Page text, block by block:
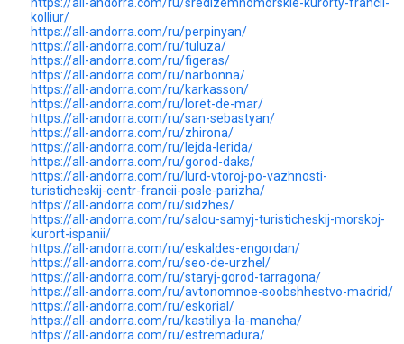
kolliur/
https://all-andorra.com/ru/perpinyan/
https://all-andorra.com/ru/tuluza/
https://all-andorra.com/ru/figeras/
https://all-andorra.com/ru/narbonna/
https://all-andorra.com/ru/karkasson/
https://all-andorra.com/ru/loret-de-mar/
https://all-andorra.com/ru/san-sebastyan/
https://all-andorra.com/ru/zhirona/
https://all-andorra.com/ru/lejda-lerida/
https://all-andorra.com/ru/gorod-daks/
https://all-andorra.com/ru/lurd-vtoroj-po-vazhnosti-
turisticheskij-centr-francii-posle-parizha/
https://all-andorra.com/ru/sidzhes/
https://all-andorra.com/ru/salou-samyj-turisticheskij-morskoj-
kurort-ispanii/
https://all-andorra.com/ru/eskaldes-engordan/
https://all-andorra.com/ru/seo-de-urzhel/
https://all-andorra.com/ru/staryj-gorod-tarragona/
https://all-andorra.com/ru/avtonomnoe-soobshhestvo-madrid/
https://all-andorra.com/ru/eskorial/
https://all-andorra.com/ru/kastiliya-la-mancha/
https://all-andorra.com/ru/estremadura/